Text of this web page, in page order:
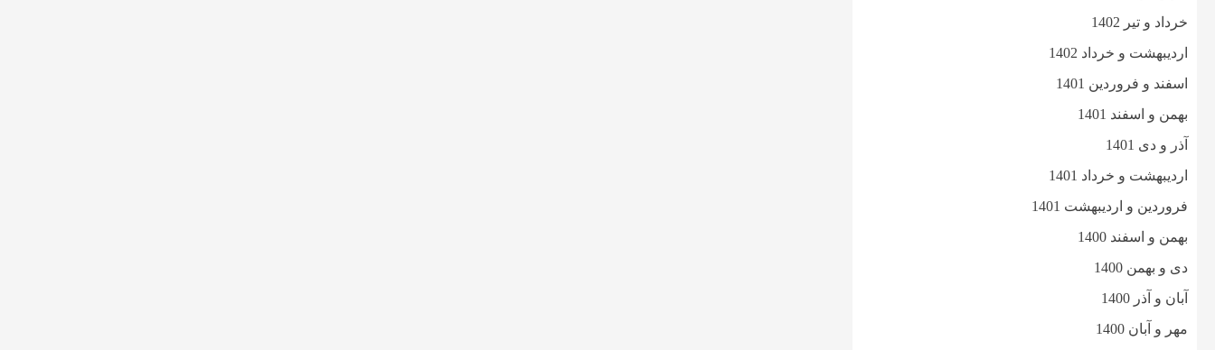
خرداد و تیر 1402
اردیبهشت و خرداد 1402
اسفند و فروردین 1401
بهمن و اسفند 1401
آذر و دی 1401
اردیبهشت و خرداد 1401
فروردین و اردیبهشت 1401
بهمن و اسفند 1400
دی و بهمن 1400
آبان و آذر 1400
مهر و آبان 1400